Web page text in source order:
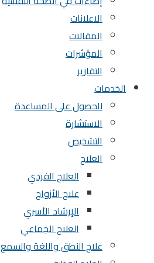
الاعلانات
المقالات
المؤشرات
التقارير
الخدمات
للحصول على المساعدة
الاستشارة
التشخيص
العلاج
العلاج الفردي
علاج الأزواج
الإرشاد الأسري
العلاج الجماعي
علاج النطق واللغة والسمع